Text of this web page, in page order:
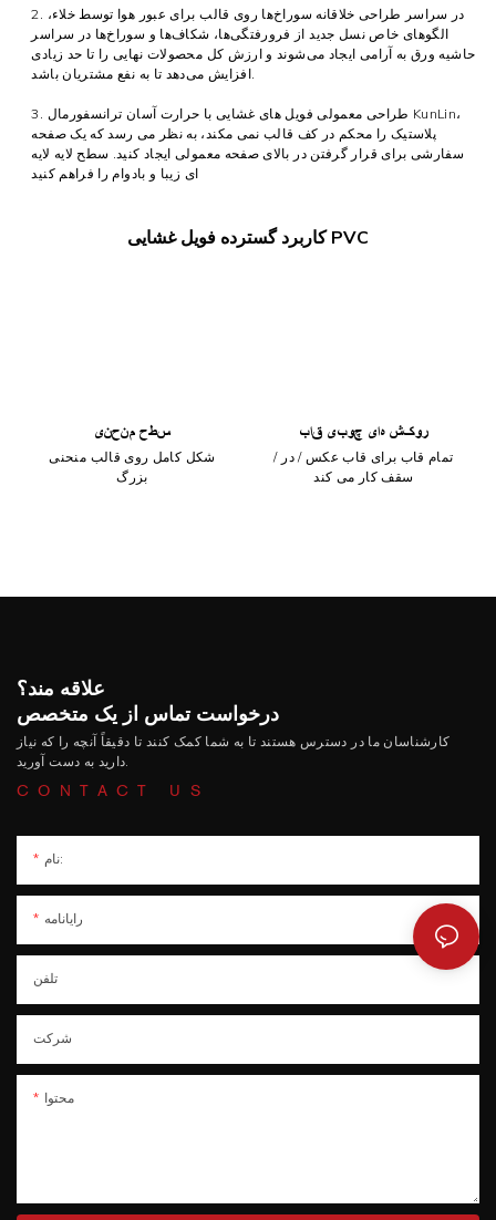
2. در سراسر طراحی خلاقانه سوراخ‌ها روی قالب برای عبور هوا توسط خلاء،
الگوهای خاص نسل جدید از فرورفتگی‌ها، شکاف‌ها و سوراخ‌ها در سراسر
حاشیه ورق به آرامی ایجاد می‌شوند و ارزش کل محصولات نهایی را تا حد زیادی
3. طراحی معمولی فویل های غشایی با حرارت آسان ترانسفورمال KunLin،
پلاستیک را محکم در کف قالب نمی مکند، به نظر می رسد که یک صفحه
سفارشی برای قرار گرفتن در بالای صفحه معمولی ایجاد کنید. سطح لایه لایه
کاربرد گسترده فویل غشایی PVC
سطح منحنی
شکل کامل روی قالب منحنی
بزرگ
روکش های چوبی قاب
تمام قاب برای قاب عکس / در /
سقف کار می کند
علاقه مند؟
درخواست تماس از یک متخصص
کارشناسان ما در دسترس هستند تا به شما کمک کنند تا دقیقاً آنچه را که نیاز
CONTACT US
نام:
رایانامه
تلفن
شرکت
محتوا